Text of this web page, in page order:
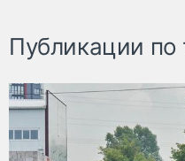
Публикации по